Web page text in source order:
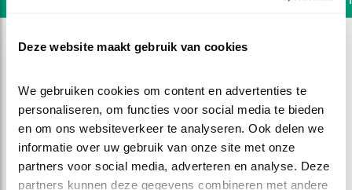
Deze website maakt gebruik van cookies
We gebruiken cookies om content en advertenties te
personaliseren, om functies voor social media te bieden
en om ons websiteverkeer te analyseren. Ook delen we
informatie over uw gebruik van onze site met onze
partners voor social media, adverteren en analyse. Deze
partners kunnen deze gegevens combineren met andere